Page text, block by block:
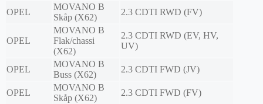
OPEL
MOVANO B
Skåp (X62)
2.3 CDTI RWD (FV)
OPEL
MOVANO B
Flak/chassi
(X62)
2.3 CDTI RWD (EV, HV,
UV)
OPEL
MOVANO B
Buss (X62)
2.3 CDTI FWD (JV)
OPEL
MOVANO B
Skåp (X62)
2.3 CDTI FWD (FV)